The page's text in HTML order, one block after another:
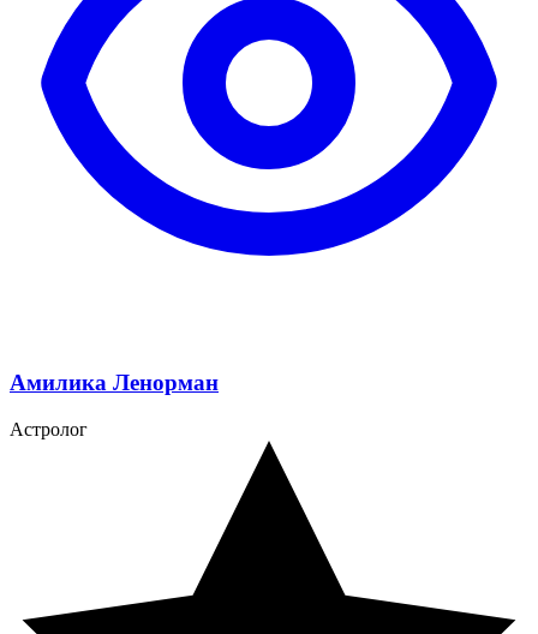
Амилика Ленорман
Астролог